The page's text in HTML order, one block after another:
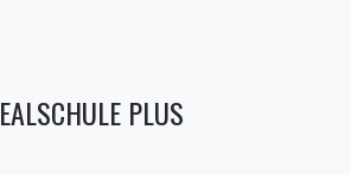
PLUS